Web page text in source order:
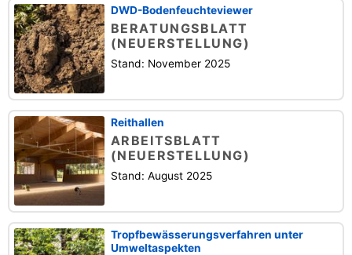
DWD-Bodenfeuchteviewer
BERATUNGSBLATT
(NEUERSTELLUNG)
Stand: November 2025
Reithallen
ARBEITSBLATT
(NEUERSTELLUNG)
Stand: August 2025
Tropfbewässerungsverfahren unter
Umweltaspekten